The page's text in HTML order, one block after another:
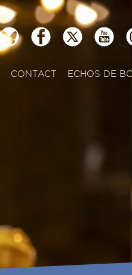
ECHOS DE
CONTACT